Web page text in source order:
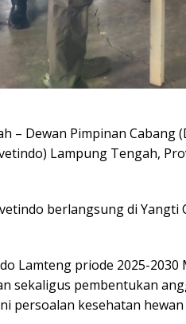
– Dewan Pimpinan Cabang
Lampung Tengah,
berlangsung di Yangti
Lamteng priode 2025-2030
sekaligus pembentukan
persoalan kesehatan hewan